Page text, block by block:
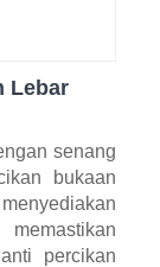
Lebar
senang
bukaan
percikan